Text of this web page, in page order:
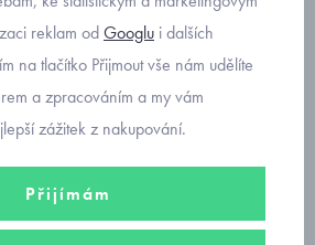
boty
špičkové dětské boty pro všechna roční
styl. Co především můžete od italské
Lehkost, maximální flexibilitu podešve,
reklam odGooglu i dalších
na tlačítko Přijmout vše nám udělíte
a zpracováním a my vám
zážitek z nakupování.
Přijímám